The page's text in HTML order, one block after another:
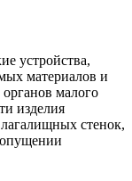
устройства,
материалов и
малого
изделия
стенок,